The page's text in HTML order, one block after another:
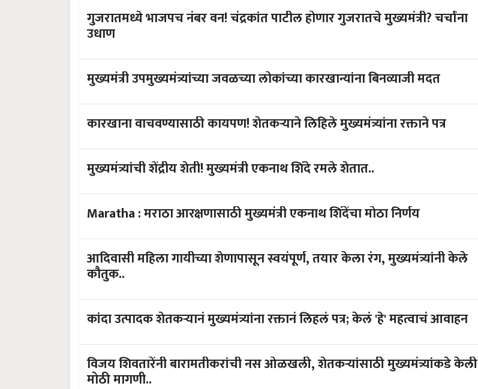
गुजरातमध्ये भाजपच नंबर वन! चंद्रकांत पाटील होणार गुजरातचे मुख्यमंत्री? चर्चांना
उधाण
मुख्यमंत्री उपमुख्यमंत्र्यांच्या जवळच्या लोकांच्या कारखान्यांना बिनव्याजी मदत
कारखाना वाचवण्यासाठी कायपण! शेतकऱ्याने लिहिले मुख्यमंत्र्यांना रक्ताने पत्र
मुख्यमंत्र्यांची शेंद्रीय शेती! मुख्यमंत्री एकनाथ शिंदे रमले शेतात..
Maratha : मराठा आरक्षणासाठी मुख्यमंत्री एकनाथ शिंदेंचा मोठा निर्णय
आदिवासी महिला गायीच्या शेणापासून स्वयंपूर्ण, तयार केला रंग, मुख्यमंत्र्यांनी केले
कौतुक..
कांदा उत्पादक शेतकऱ्यानं मुख्यमंत्र्यांना रक्तानं लिहलं पत्र; केलं 'हे' महत्वाचं आवाहन
विजय शिवतारेंनी बारामतीकरांची नस ओळखली, शेतकऱ्यांसाठी मुख्यमंत्र्यांकडे केली
मोठी मागणी..